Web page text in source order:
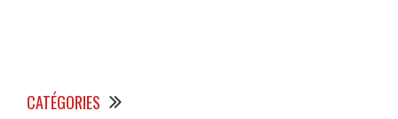
CATÉGORIES